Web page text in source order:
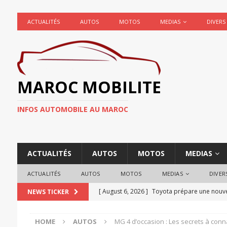
ACTUALITÉS AUTOS MOTOS MEDIAS
MAROC MOBILITE
INFOS AUTOMOBILE AU MAROC
ACTUALITÉS AUTOS MOTOS MEDIAS
ACTUALITÉS AUTOS MOTOS MEDIAS
NEWS TICKER [ August 6, 2026 ] Toyota prépare une
HOME AUTOS MG 4 d’occasion : Les secrets à